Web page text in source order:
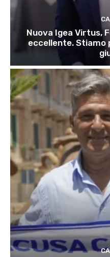
Nuova Igea Virtus,
eccellente. Stiamo